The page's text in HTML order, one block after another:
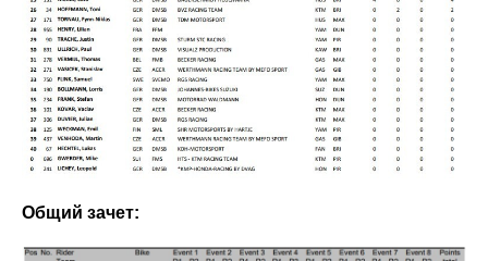
Общий зачет: